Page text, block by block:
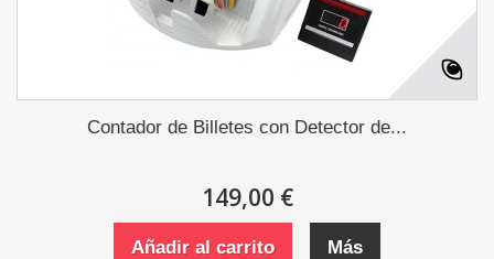
Contador de Billetes con Detector de...
149,00 €
Añadir al carrito Más